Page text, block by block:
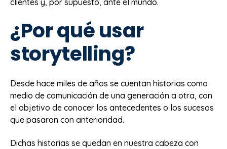
clientes y, por supuesto, ante el mundo.
¿Por qué usar
storytelling?
Desde hace miles de años se cuentan historias como
medio de comunicación de una generación a otra, con
el objetivo de conocer los antecedentes o los sucesos
que pasaron con anterioridad.
Dichas historias se quedan en nuestra cabeza con